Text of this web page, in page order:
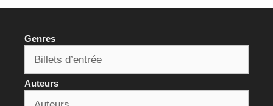
Genres
Auteurs